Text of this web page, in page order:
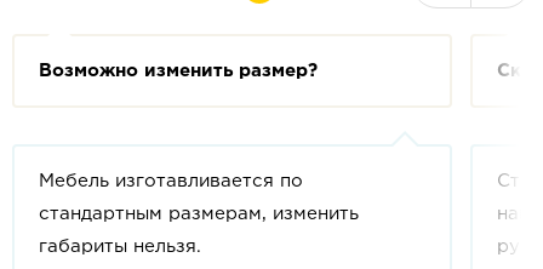
Возможно изменить размер?
Мебель изготавливается по
стандартным размерам, изменить
габариты нельзя. руб.